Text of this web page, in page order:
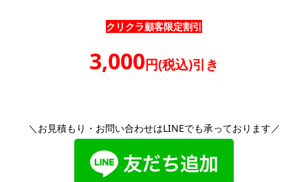
クリクラ顧客限定割引
3,000円(税込)引き
＼お見積もり・お問い合わせはLINEでも承っております／